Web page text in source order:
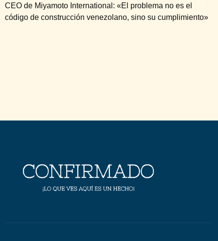
CEO de Miyamoto International: «El problema no es el
código de construcción venezolano, sino su cumplimiento»